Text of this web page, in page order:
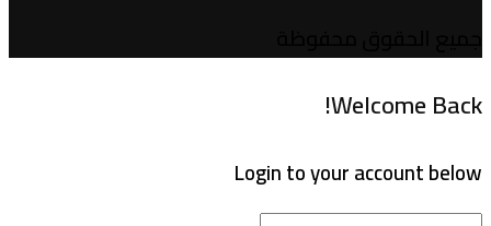
Welcome Back!
Login to your account below